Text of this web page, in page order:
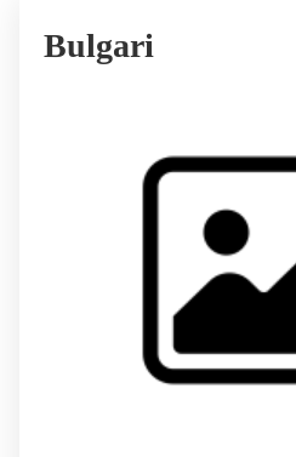
Bulgari